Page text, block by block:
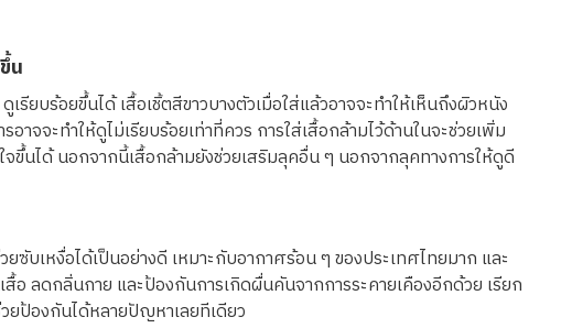
น
รียบร้อยขึ้นได้ เสื้อเชิ้ตสีขาวบางตัวเมื่อใส่แล้วอาจจะทำให้เห็นถึงผิวหนัง
าจจะทำให้ดูไม่เรียบร้อยเท่าที่ควร การใส่เสื้อกล้ามไว้ด้านในจะช่วยเพิ่ม
จขึ้นได้ นอกจากนี้เสื้อกล้ามยังช่วยเสริมลุคอื่น ๆ นอกจากลุคทางการให้ดูดี
ซับเหงื่อได้เป็นอย่างดี เหมาะกับอากาศร้อน ๆ ของประเทศไทยมาก และ
อ ลดกลิ่นกาย และป้องกันการเกิดผื่นคันจากการระคายเคืองอีกด้วย เรียก
ยป้องกันได้หลายปัญหาเลยทีเดียว